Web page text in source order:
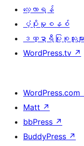
လေ့လာရန်
ပံ့ပိုးမှုစနစ်
ဒဏ္ဍာရီပြုစုသူများ
WordPress.tv ↗
WordPress.com
Matt ↗
bbPress ↗
BuddyPress ↗